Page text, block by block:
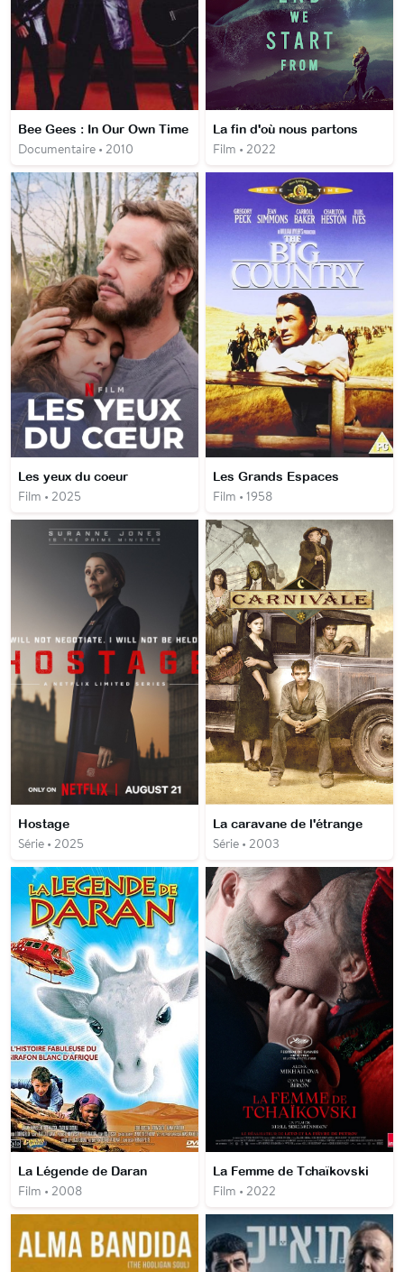
Bee Gees : In Our Own Time
Documentaire • 2010
La fin d'où nous partons
Film • 2022
Les yeux du coeur
Film • 2025
Les Grands Espaces
Film • 1958
Hostage
Série • 2025
La caravane de l'étrange
Série • 2003
La Légende de Daran
Film • 2008
La Femme de Tchaïkovski
Film • 2022